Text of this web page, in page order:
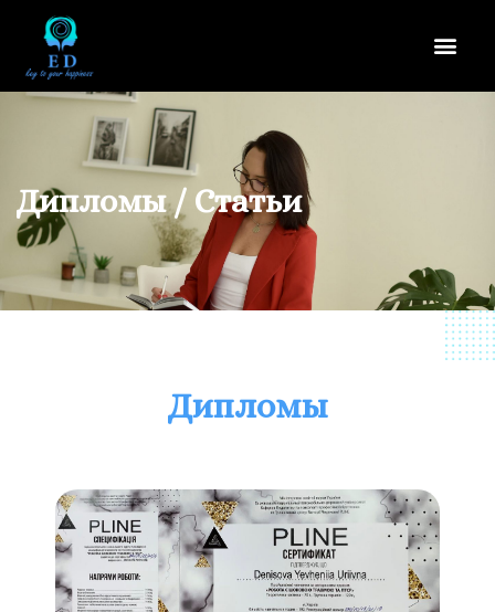
Дипломы / Статьи
Дипломы